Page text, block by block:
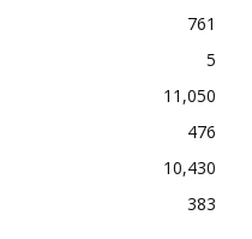
761
5
11,050
476
10,430
383